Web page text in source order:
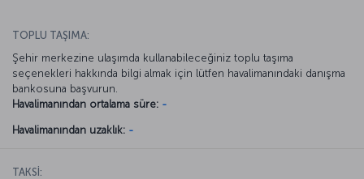
TOPLU TAŞIMA:
Şehir merkezine ulaşımda kullanabileceğiniz toplu taşıma
seçenekleri hakkında bilgi almak için lütfen havalimanındaki danışma
bankosuna başvurun.
Havalimanından ortalama süre: -
Havalimanından uzaklık: -
TAKSİ: